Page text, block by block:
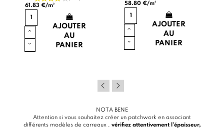
61.83 €/m²
AJOUTER
AU
PANIER
58.80 €/m²
AJOUTER
AU
PANIER
NOTA BENE
Attention si vous souhaitez créer un patchwork en associant
différents modèles de carreaux , vérifiez attentivement l’épaisseur,